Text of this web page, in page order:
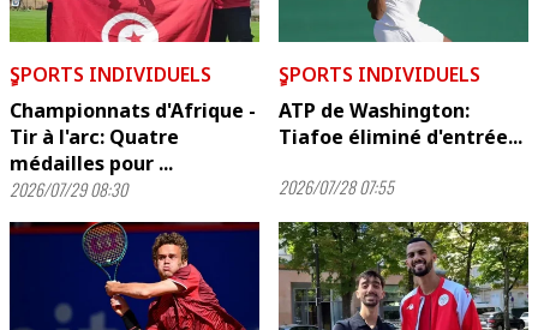
ٍSPORTS INDIVIDUELS
Championnats d'Afrique -
Tir à l'arc: Quatre
médailles pour ...
2026/07/29 08:30
ٍSPORTS INDIVIDUELS
ATP de Washington:
Tiafoe éliminé d'entrée...
2026/07/28 07:55